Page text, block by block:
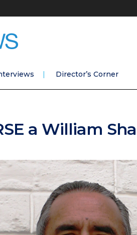
Director’s Corner
a William